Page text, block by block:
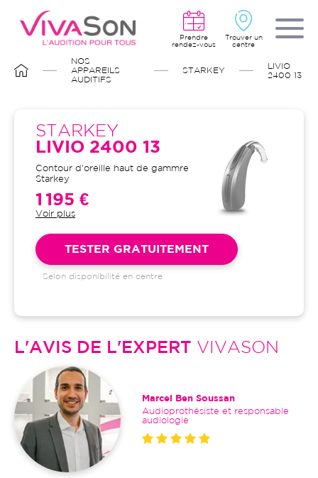
contenu
principal
Prendre
rendez-vous
Trouver un
centre
D'ARIANE
NOS
APPAREILS
AUDITIFS
STARKEY
LIVIO
2400 13
STARKEY
LIVIO 2400 13
Contour d'oreille haut de gammre
Starkey
1 195 €
Voir plus
inclus : bilans auditifs, adaptation
initiale, visites de contrôle, visites
de réglages, dépannages
TESTER GRATUITEMENT
Selon disponibilité en centre
L'AVIS DE L'EXPERT VIVASON
Marcel Ben Soussan
Audioprothésiste et responsable
audiologie